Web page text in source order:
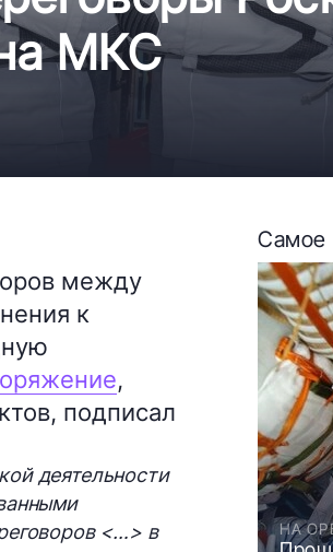
МКС
между
к
,
подписал
деятельности
<…> в
Самое
НА